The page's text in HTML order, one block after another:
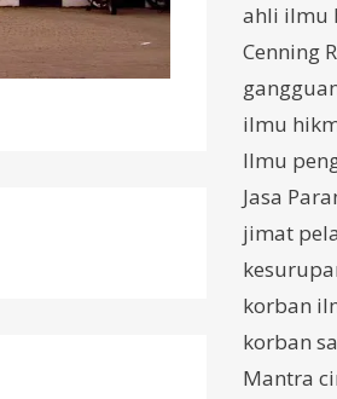
ahli ilmu
Cenning
ilmu
Ilmu
Jasa
jimat
korban
korban
Mantra